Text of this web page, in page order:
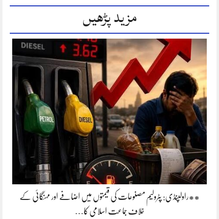
مزید پڑھیں
**راولپنڈی: پٹرولیم مصنوعات کی قیمتوں میں اضافے اور مہنگائی کے
خلاف جماعت اسلامی کا…